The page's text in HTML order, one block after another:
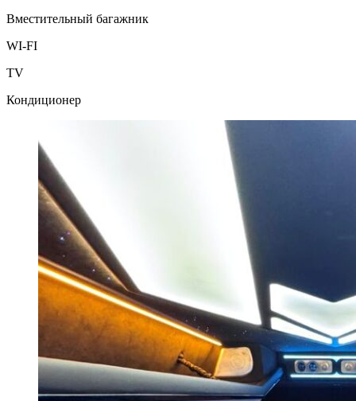
Вместительный багажник
WI-FI
TV
Кондиционер